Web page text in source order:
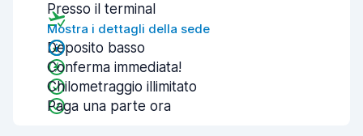
Presso il terminal
Mostra i dettagli della sede
Deposito basso
Conferma immediata!
Chilometraggio illimitato
Paga una parte ora